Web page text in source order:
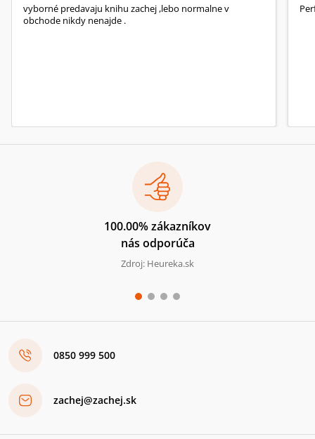
vyborné predavaju knihu zachej ,lebo normalne v
obchode nikdy nenajde .
100.00% zákazníkov
nás odporúča
Zdroj: Heureka.sk
0850 999 500
zachej@zachej.sk